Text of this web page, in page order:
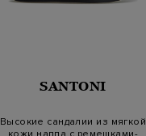
SANTONI
Высокие сандалии из мягкой